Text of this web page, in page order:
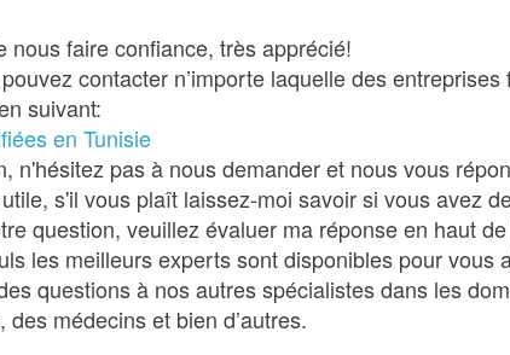
nous faire confiance, très apprécié!
contacter n’importe laquelle des
suivant:
en Tunisie
n'hésitez pas à nous demander et nous vous
s'il vous plaît laissez-moi savoir si vous avez
question, veuillez évaluer ma réponse en haut
les meilleurs experts sont disponibles pour vous
questions à nos autres spécialistes dans les
médecins et bien d’autres.